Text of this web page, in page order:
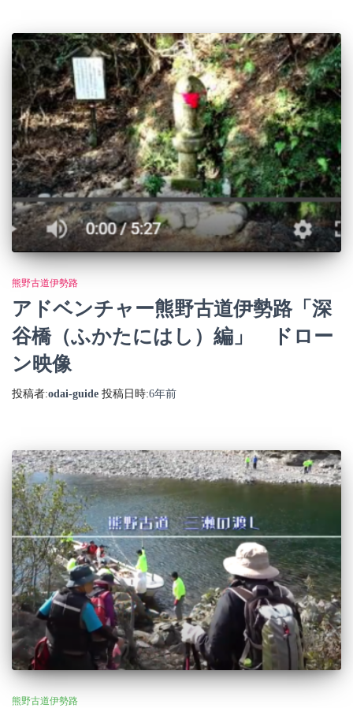
熊野古道伊勢路
アドベンチャー熊野古道伊勢路「深
谷橋（ふかたにはし）編」 ドロー
ン映像
投稿者:odai-guide 投稿日時:6年前
熊野古道伊勢路